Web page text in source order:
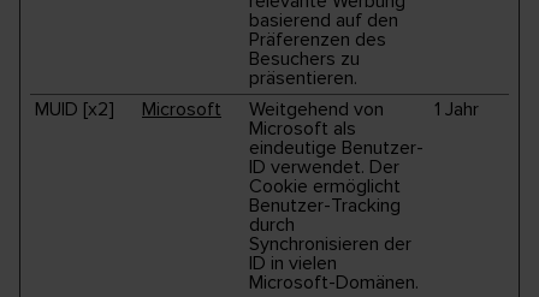
basierend auf den
Präferenzen des
Besuchers zu
präsentieren.
MUID [x2]
Microsoft
Weitgehend von
Microsoft als
eindeutige Benutzer-
ID verwendet. Der
Cookie ermöglicht
Benutzer-Tracking
durch
Synchronisieren der
ID in vielen
Microsoft-Domänen.
1 Jahr